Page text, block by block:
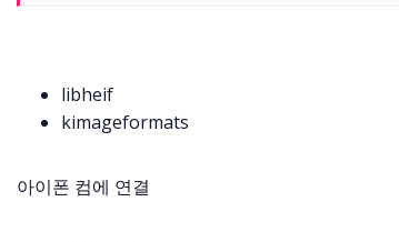
libheif
kimageformats
아이폰 컴에 연결